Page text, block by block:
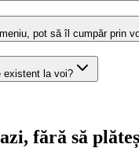
pot să îl cumpăr prin
existent la voi?
fără să